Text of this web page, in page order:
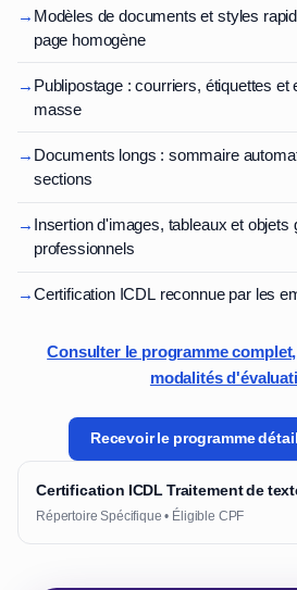
→ Modèles de documents et styles
page homogène
→ Publipostage : courriers, étiquettes
masse
→ Documents longs : sommaire
sections
→ Insertion d'images, tableaux et objets
professionnels
→Certification ICDL reconnue par les
Consulter le programme
modalités
Recevoir le programme
Certification ICDL Traitement de
Répertoire Spécifique • Éligible CPF